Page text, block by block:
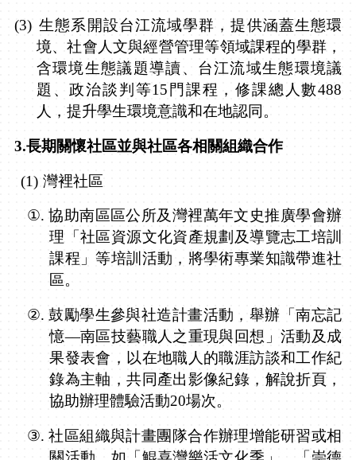
(3) 生態系開設台江流域學群，提供涵蓋生態環
境、社會人文與經營管理等領域課程的學群，
含環境生態議題導讀、台江流域生態環境議
題、政治談判等15 門課程，修課總人數488
人，提升學生環境意識和在地認同。
3.長期關懷社區並與社區各相關組織合作
(1) 灣裡社區
①. 協助南區區公所及灣裡萬年文史推廣學會辦
理「社區資源文化資產規劃及導覽志工培訓
課程」等培訓活動，將學術專業知識帶進社
區。
②. 鼓勵學生參與社造計畫活動，舉辦「南忘記
憶—南區技藝職人之重現與回想」活動及成
果發表會，以在地職人的職涯訪談和工作紀
錄為主軸，共同產出影像紀錄，解說折頁，
協助辦理體驗活動20場次。
③. 社區組織與計畫團隊合作辦理增能研習或相